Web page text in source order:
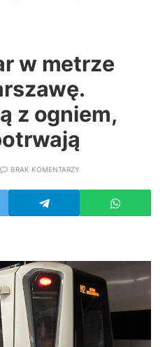
w metrze
z ogniem,
BRAK KOMENTARZY